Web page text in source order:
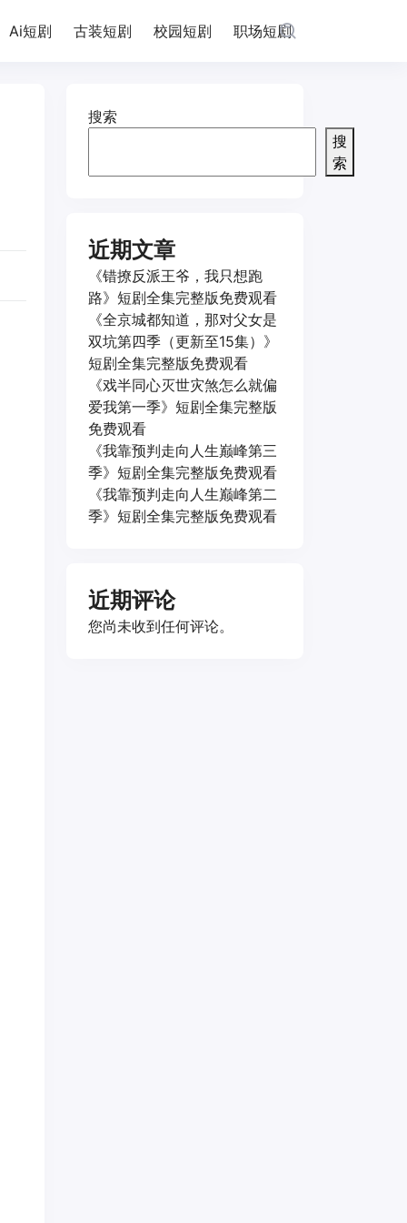
Ai短剧 古装短剧 校园短剧 职场短剧
搜索
搜
索
近期文章
《错撩反派王爷，我只想跑
路》短剧全集完整版免费观看
《全京城都知道，那对父女是
双坑第四季（更新至15集）》
短剧全集完整版免费观看
《戏半同心灭世灾煞怎么就偏
爱我第一季》短剧全集完整版
免费观看
《我靠预判走向人生巅峰第三
季》短剧全集完整版免费观看
《我靠预判走向人生巅峰第二
季》短剧全集完整版免费观看
近期评论
您尚未收到任何评论。